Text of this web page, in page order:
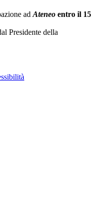
ad Ateneo entro il 15
Presidente della